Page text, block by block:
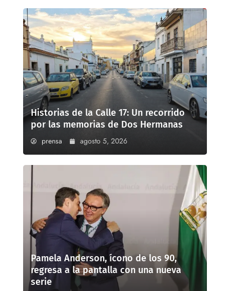
Historias de la Calle 17: Un recorrido
por las memorias de Dos Hermanas
prensa agosto 5, 2026
Pamela Anderson, ícono de los 90,
regresa a la pantalla con una nueva
serie